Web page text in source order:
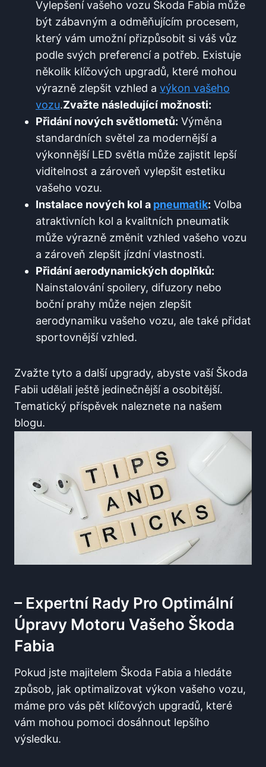
Vylepšení vašeho vozu Škoda Fabia může
být zábavným a odměňujícím procesem,
který vám umožní přizpůsobit si váš vůz
podle svých preferencí a potřeb. Existuje
několik klíčových upgradů, které mohou
výrazně zlepšit vzhled a výkon vašeho
vozu.Zvažte následující možnosti:
Přidání nových světlometů: Výměna
standardních světel za modernější a
výkonnější LED světla může zajistit lepší
viditelnost a zároveň vylepšit estetiku
vašeho vozu.
Instalace nových kol a pneumatik: Volba
atraktivních kol a kvalitních pneumatik
může výrazně změnit vzhled vašeho vozu
a zároveň zlepšit jízdní vlastnosti.
Přidání aerodynamických doplňků:
Nainstalování spoilery, difuzory nebo
boční prahy může nejen zlepšit
aerodynamiku vašeho vozu, ale také přidat
sportovnější vzhled.
Zvažte tyto a další upgrady, abyste vaší Škoda
Fabii udělali ještě jedinečnější a osobitější.
Tematický příspěvek naleznete na našem
blogu.
– Expertní Rady Pro Optimální
Úpravy Motoru Vašeho Škoda
Fabia
Pokud jste majitelem Škoda Fabia a hledáte
způsob, jak optimalizovat výkon vašeho vozu,
máme pro vás pět klíčových upgradů, které
vám mohou pomoci dosáhnout lepšího
výsledku.